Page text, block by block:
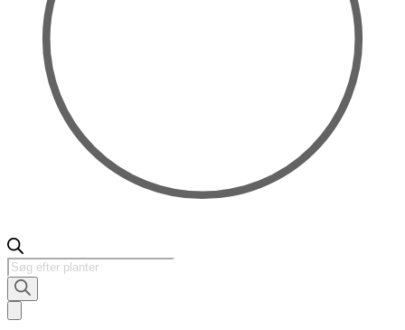
Products
search